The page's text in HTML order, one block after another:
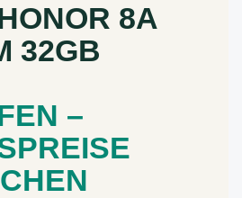
8A
32GB
–